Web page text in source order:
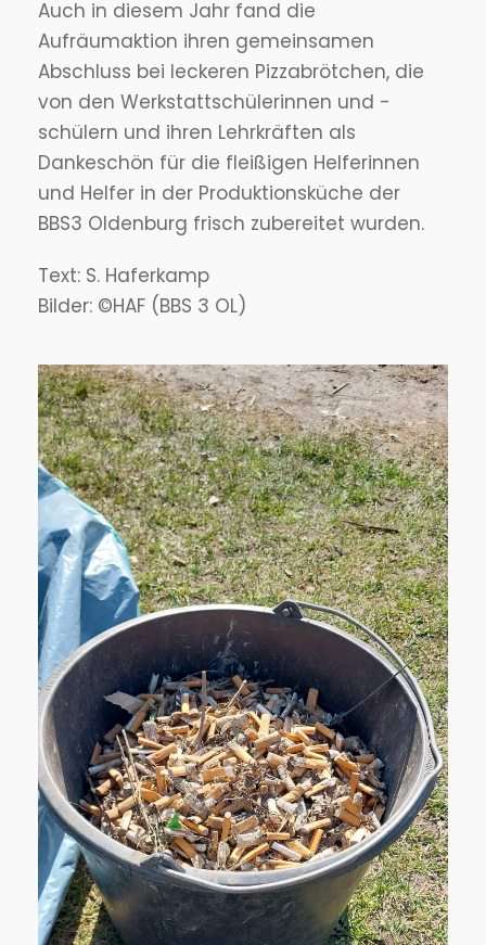
Auch in diesem Jahr fand die
Aufräumaktion ihren gemeinsamen
Abschluss bei leckeren Pizzabrötchen, die
von den Werkstattschülerinnen und -
schülern und ihren Lehrkräften als
Dankeschön für die fleißigen Helferinnen
und Helfer in der Produktionsküche der
BBS3 Oldenburg frisch zubereitet wurden.
Text: S. Haferkamp
Bilder: ©HAF (BBS 3 OL)